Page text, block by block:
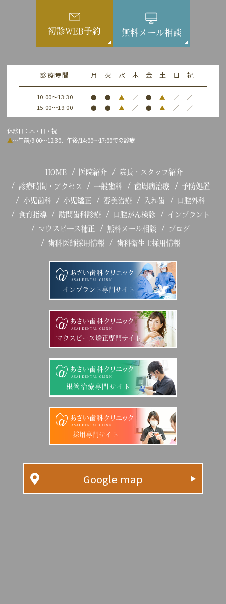
初診WEB予約 無料メール相談
診療時間 月 火 水 木 金 土 日 祝
10:00～13:30 ● ● ▲ ／ ● ▲ ／ ／
15:00～19:00 ● ● ▲ ／ ● ▲ ／ ／
休診日：木・日・祝
▲…午前/9:00～12:30、午後/14:00～17:00での診療
HOME 医院紹介
院長・スタッフ紹介
診療時間・アクセス
一般歯科 歯周病治療
予防処置
小児歯科
小児矯正 審美治療 入れ歯
口腔外科
食育指導
訪問歯科診療 口腔がん検診
インプラント
マウスピース補正
無料メール相談
ブログ
歯科医師採用情報
歯科衛生士採用情報
インプラント専門サイト
マウスピース矯正専門サイト
根管治療専門サイト
採用専門サイト
Google map